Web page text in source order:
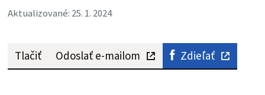
Aktualizované: 25. 1. 2024
Tlačiť Odoslať e-mailom Zdieľať